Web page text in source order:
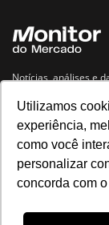
Utilizamos
experiência,
como você
personalizar
concorda com
Notícias, análises e
Navegue no site
Últimas notícias
Política de